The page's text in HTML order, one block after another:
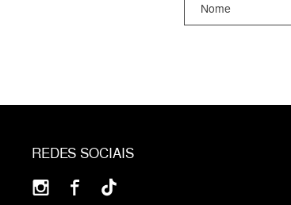
REDES SOCIAIS